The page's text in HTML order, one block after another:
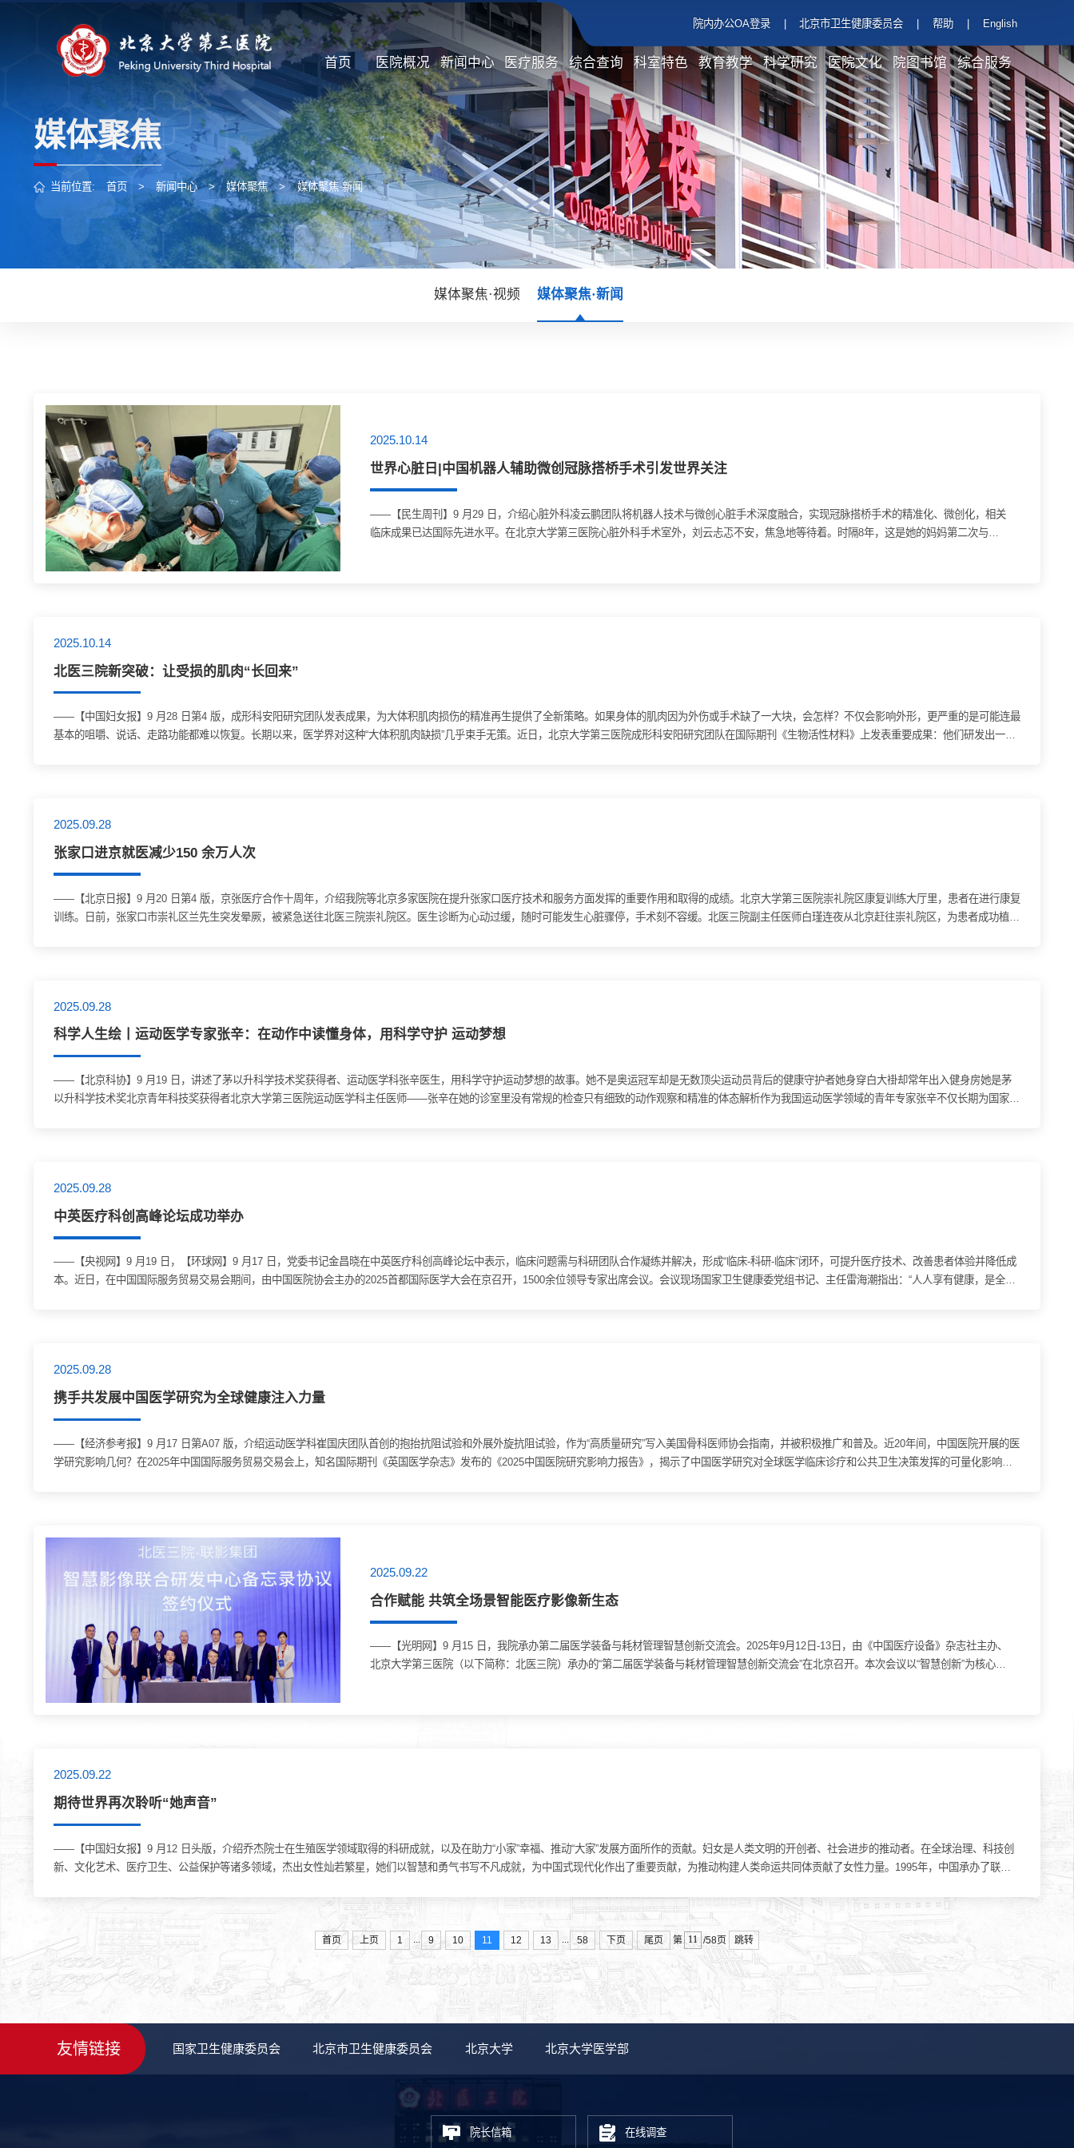
院内办公OA登录 北京市卫生健康委员会 帮助 English
首页 医院概况 新闻中心 医疗服务 综合查询 科室特色 教育教学 科学研究 医院文化 院图书馆 综合服务
媒体聚焦
当前位置: 首页 > 新闻中心 > 媒体聚焦 > 媒体聚焦·新闻
媒体聚焦·视频 媒体聚焦·新闻
2025.10.14
世界心脏日|中国机器人辅助微创冠脉搭桥手术引发世界关注
——【民生周刊】9 月29 日，介绍心脏外科凌云鹏团队将机器人技术与微创心脏手术深度融合，实现冠脉搭桥手术的精准化、微创化，相关
临床成果已达国际先进水平。在北京大学第三医院心脏外科手术室外，刘云忐忑不安，焦急地等待着。时隔8年，这是她的妈妈第二次与心
2025.10.14
北医三院新突破：让受损的肌肉“长回来”
——【中国妇女报】9 月28 日第4 版，成形科安阳研究团队发表成果，为大体积肌肉损伤的精准再生提供了全新策略。如果身体的肌肉因为外伤或手术缺了一大块，会怎样？不仅会影响外形，更严重的是可能连最
基本的咀嚼、说话、走路功能都难以恢复。长期以来，医学界对这种“大体积肌肉缺损”几乎束手无策。近日，北京大学第三医院成形科安阳研究团队在国际期刊《生物活性材料》上发表重要成果：他们研发出一种
2025.09.28
张家口进京就医减少150 余万人次
——【北京日报】9 月20 日第4 版，京张医疗合作十周年，介绍我院等北京多家医院在提升张家口医疗技术和服务方面发挥的重要作用和取得的成绩。北京大学第三医院崇礼院区康复训练大厅里，患者在进行康复
训练。日前，张家口市崇礼区兰先生突发晕厥，被紧急送往北医三院崇礼院区。医生诊断为心动过缓，随时可能发生心脏骤停，手术刻不容缓。北医三院副主任医师白瑾连夜从北京赶往崇礼院区，为患者成功植入
2025.09.28
科学人生绘丨运动医学专家张辛：在动作中读懂身体，用科学守护 运动梦想
——【北京科协】9 月19 日，讲述了茅以升科学技术奖获得者、运动医学科张辛医生，用科学守护运动梦想的故事。她不是奥运冠军却是无数顶尖运动员背后的健康守护者她身穿白大褂却常年出入健身房她是茅
以升科学技术奖北京青年科技奖获得者北京大学第三医院运动医学科主任医师——张辛在她的诊室里没有常规的检查只有细致的动作观察和精准的体态解析作为我国运动医学领域的青年专家张辛不仅长期为国家队
2025.09.28
中英医疗科创高峰论坛成功举办
——【央视网】9 月19 日，【环球网】9 月17 日，党委书记金昌晓在中英医疗科创高峰论坛中表示，临床问题需与科研团队合作凝练并解决，形成“临床-科研-临床”闭环，可提升医疗技术、改善患者体验并降低成
本。近日，在中国国际服务贸易交易会期间，由中国医院协会主办的2025首都国际医学大会在京召开，1500余位领导专家出席会议。会议现场国家卫生健康委党组书记、主任雷海潮指出：“人人享有健康，是全人
2025.09.28
携手共发展中国医学研究为全球健康注入力量
——【经济参考报】9 月17 日第A07 版，介绍运动医学科崔国庆团队首创的抱抬抗阻试验和外展外旋抗阻试验，作为“高质量研究”写入美国骨科医师协会指南，并被积极推广和普及。近20年间，中国医院开展的医
学研究影响几何？在2025年中国国际服务贸易交易会上，知名国际期刊《英国医学杂志》发布的《2025中国医院研究影响力报告》，揭示了中国医学研究对全球医学临床诊疗和公共卫生决策发挥的可量化影响，
2025.09.22
合作赋能 共筑全场景智能医疗影像新生态
——【光明网】9 月15 日，我院承办第二届医学装备与耗材管理智慧创新交流会。2025年9月12日-13日，由《中国医疗设备》杂志社主办、
北京大学第三医院（以下简称：北医三院）承办的“第二届医学装备与耗材管理智慧创新交流会”在北京召开。本次会议以“智慧创新”为核心，
2025.09.22
期待世界再次聆听“她声音”
——【中国妇女报】9 月12 日头版，介绍乔杰院士在生殖医学领域取得的科研成就，以及在助力“小家”幸福、推动“大家”发展方面所作的贡献。妇女是人类文明的开创者、社会进步的推动者。在全球治理、科技创
新、文化艺术、医疗卫生、公益保护等诸多领域，杰出女性灿若繁星，她们以智慧和勇气书写不凡成就，为中国式现代化作出了重要贡献，为推动构建人类命运共同体贡献了女性力量。1995年，中国承办了联合
首页 上页 1 ... 9 10 11 12 13 ... 58 下页 尾页 第 /58页 跳转
友情链接 国家卫生健康委员会 北京市卫生健康委员会 北京大学 北京大学医学部
院长信箱 在线调查